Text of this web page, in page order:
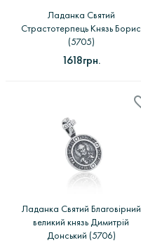
Ладанка Святий
Страстотерпець Князь Борис
(5705)
1618грн.
Ладанка Святий Благовірний
великий князь Димитрій
Донський (5706)